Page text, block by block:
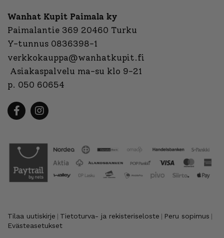
Wanhat Kupit Paimala ky
Paimalantie 369 20460 Turku
Y-tunnus 0836398-1
verkkokauppa@wanhatkupit.fi
Asiakaspalvelu ma-su klo 9-21
p. 050 60654
Tilaa uutiskirje Tietoturva- ja rekisteriseloste Peru sopimus
Evästeasetukset